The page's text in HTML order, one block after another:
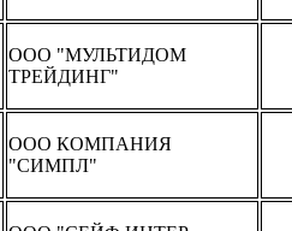
ООО "МУЛЬТИДОМ
ТРЕЙДИНГ"
ООО КОМПАНИЯ
"СИМПЛ"